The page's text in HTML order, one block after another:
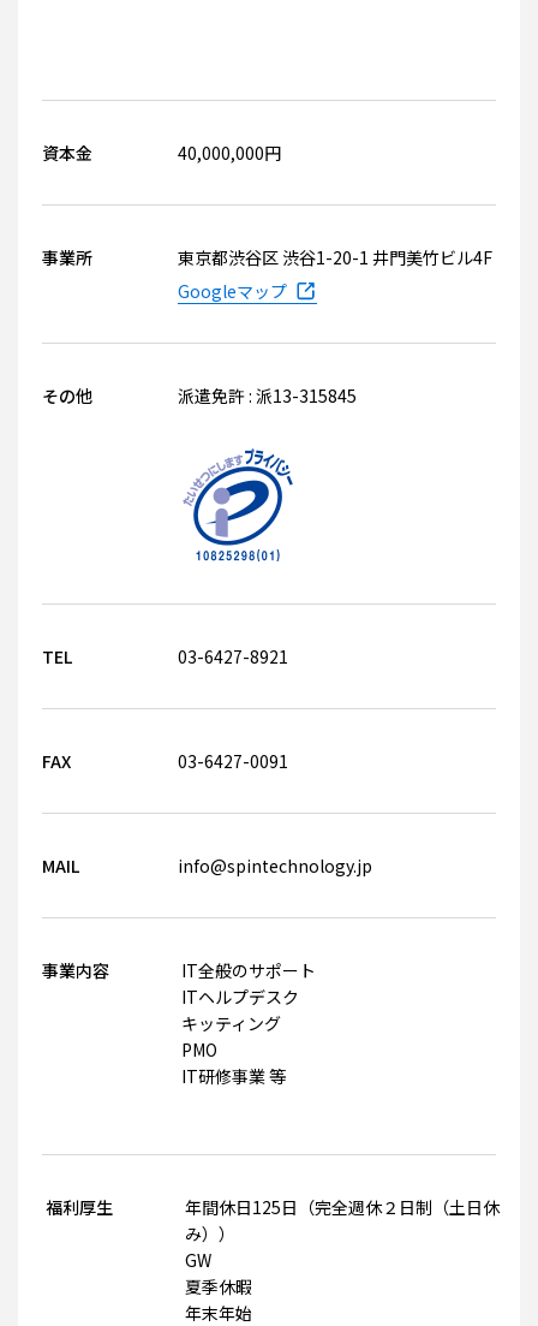
資本金 40,000,000円
事業所
東京都渋谷区 渋谷1-20-1 井門美竹ビル4F
Googleマップ
その他 派遣免許 : 派13-315845
TEL 03-6427-8921
FAX 03-6427-0091
MAIL info@spintechnology.jp
事業内容
IT全般のサポート
ITヘルプデスク
キッティング
PMO
IT研修事業 等
福利厚生
年間休日125日（完全週休２日制（土日休
み））
GW
夏季休暇
年末年始